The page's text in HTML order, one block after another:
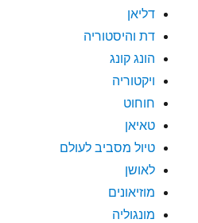
דליאן
דת והיסטוריה
הונג קונג
ויקטוריה
חוחוט
טאיאן
טיול מסביב לעולם
לאושן
מוזיאונים
מונגוליה